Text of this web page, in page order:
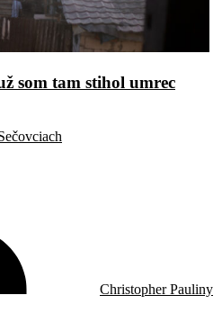
som tam stihol umrec
Christopher Pauliny